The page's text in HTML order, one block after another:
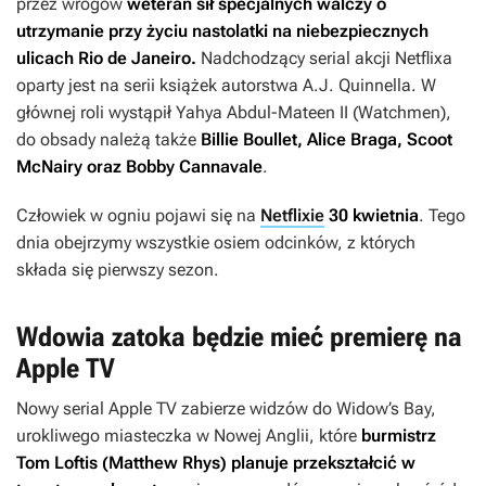
utrzymanie przy życiu nastolatki na niebezpiecznych
ulicach Rio de Janeiro. Nadchodzący serial akcji Netflixa
oparty jest na serii książek autorstwa A.J. Quinnella. W
głównej roli wystąpił Yahya Abdul-Mateen II (Watchmen),
do obsady należą także Billie Boullet, Alice Braga, Scoot
McNairy oraz Bobby Cannavale.
Człowiek w ogniu pojawi się na Netflixie 30 kwietnia. Tego
dnia obejrzymy wszystkie osiem odcinków, z których
składa się pierwszy sezon.
Wdowia zatoka będzie mieć premierę na
Apple TV
Nowy serial Apple TV zabierze widzów do Widow’s Bay,
urokliwego miasteczka w Nowej Anglii, które burmistrz
Tom Loftis (Matthew Rhys) planuje przekształcić w